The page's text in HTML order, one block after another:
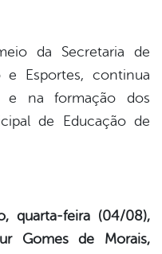
da Secretaria de
e Esportes, continua
e na formação dos
de Educação de
quarta-feira (04/08),
Gomes de Morais,